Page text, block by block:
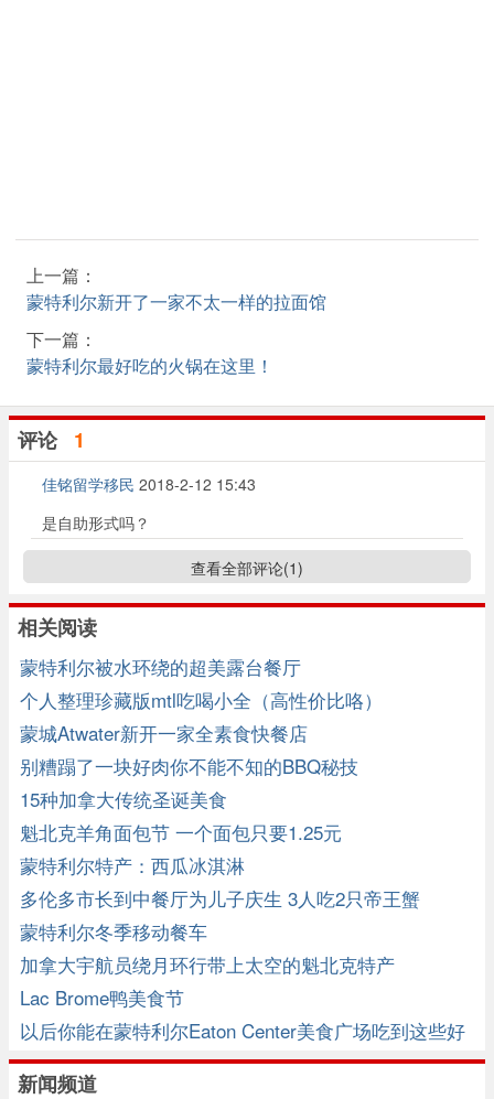
上一篇：
蒙特利尔新开了一家不太一样的拉面馆
下一篇：
蒙特利尔最好吃的火锅在这里！
评论 1
佳铭留学移民 2018-2-12 15:43
是自助形式吗？
查看全部评论(1)
相关阅读
蒙特利尔被水环绕的超美露台餐厅
个人整理珍藏版mtl吃喝小全（高性价比咯）
蒙城Atwater新开一家全素食快餐店
别糟蹋了一块好肉你不能不知的BBQ秘技
15种加拿大传统圣诞美食
魁北克羊角面包节 一个面包只要1.25元
蒙特利尔特产：西瓜冰淇淋
多伦多市长到中餐厅为儿子庆生 3人吃2只帝王蟹
蒙特利尔冬季移动餐车
加拿大宇航员绕月环行带上太空的魁北克特产
Lac Brome鸭美食节
以后你能在蒙特利尔Eaton Center美食广场吃到这些好
料的
新闻频道